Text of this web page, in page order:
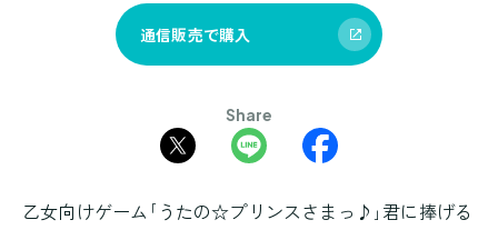
通信販売で購入
Share
乙女向けゲーム｢うたの☆プリンスさまっ♪｣君に捧げる